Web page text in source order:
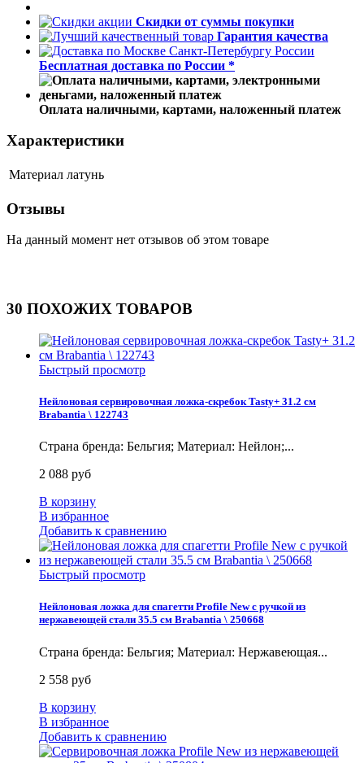
Скидки от суммы покупки
Гарантия качества
Бесплатная доставка по России *
Оплата наличными, картами, наложенный платеж
Характеристики
Материал латунь
Отзывы
На данный момент нет отзывов об этом товаре
30 ПОХОЖИХ ТОВАРОВ
Быстрый просмотр
Нейлоновая сервировочная ложка-скребок Tasty+ 31.2 см
Brabantia \ 122743
Страна бренда: Бельгия; Материал: Нейлон;...
2 088 руб
В корзину
В избранное
Добавить к сравнению
Быстрый просмотр
Нейлоновая ложка для спагетти Profile New с ручкой из
нержавеющей стали 35.5 см Brabantia \ 250668
Страна бренда: Бельгия; Материал: Нержавеющая...
2 558 руб
В корзину
В избранное
Добавить к сравнению